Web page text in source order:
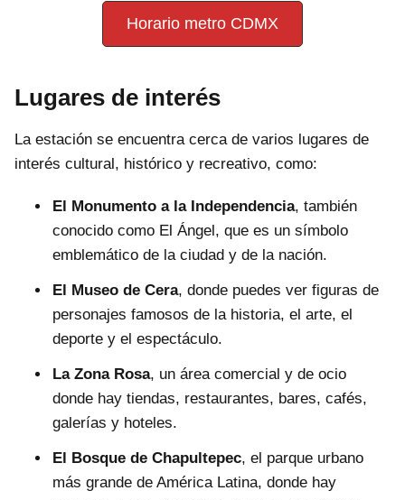
Horario metro CDMX
Lugares de interés
La estación se encuentra cerca de varios lugares de
interés cultural, histórico y recreativo, como:
El Monumento a la Independencia, también
conocido como El Ángel, que es un símbolo
emblemático de la ciudad y de la nación.
El Museo de Cera, donde puedes ver figuras de
personajes famosos de la historia, el arte, el
deporte y el espectáculo.
La Zona Rosa, un área comercial y de ocio
donde hay tiendas, restaurantes, bares, cafés,
galerías y hoteles.
El Bosque de Chapultepec, el parque urbano
más grande de América Latina, donde hay